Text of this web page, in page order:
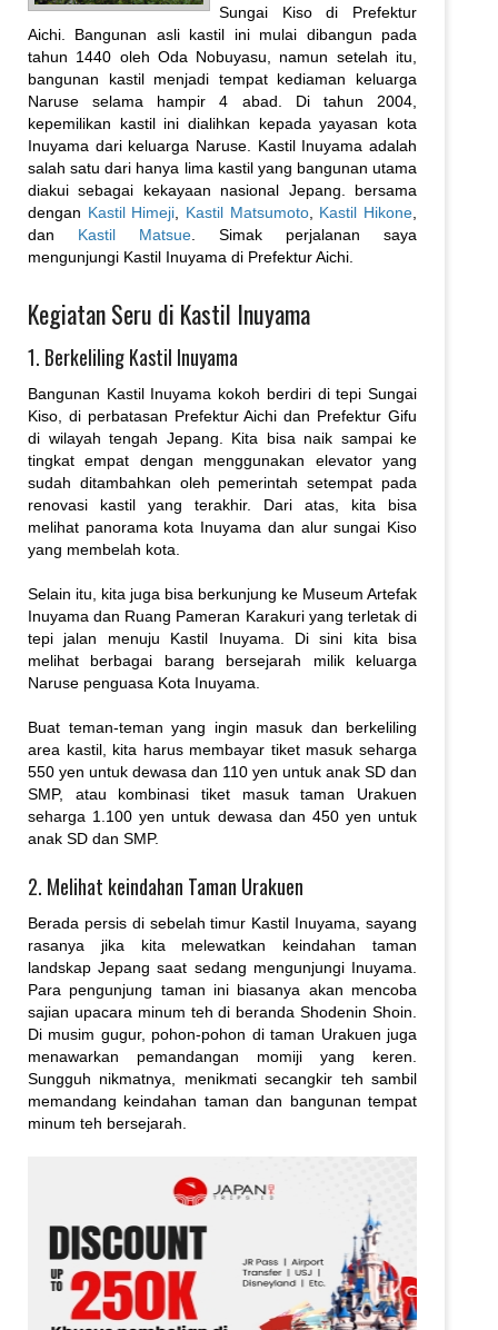
Sungai Kiso di Prefektur
Aichi. Bangunan asli kastil ini mulai dibangun pada
tahun 1440 oleh Oda Nobuyasu, namun setelah itu,
bangunan kastil menjadi tempat kediaman keluarga
Naruse selama hampir 4 abad. Di tahun 2004,
kepemilikan kastil ini dialihkan kepada yayasan kota
Inuyama dari keluarga Naruse. Kastil Inuyama adalah
salah satu dari hanya lima kastil yang bangunan utama
diakui sebagai kekayaan nasional Jepang. bersama
dengan Kastil Himeji Kastil Matsumoto, Kastil Hikone
dan Kastil Matsue . Simak perjalanan saya
mengunjungi Kastil Inuyama di Prefektur Aichi.
Kegiatan Seru di Kastil Inuyama
1. Berkeliling Kastil Inuyama
Bangunan Kastil Inuyama kokoh berdiri di tepi Sungai
Kiso, di perbatasan Prefektur Aichi dan Prefektur Gifu
di wilayah tengah Jepang. Kita bisa naik sampai ke
tingkat empat dengan menggunakan elevator yang
sudah ditambahkan oleh pemerintah setempat pada
renovasi kastil yang terakhir. Dari atas, kita bisa
melihat panorama kota Inuyama dan alur sungai Kiso
yang membelah kota.
Selain itu, kita juga bisa berkunjung ke Museum Artefak
Inuyama dan Ruang Pameran Karakuri yang terletak di
tepi jalan menuju Kastil Inuyama. Di sini kita bisa
melihat berbagai barang bersejarah milik keluarga
Naruse penguasa Kota Inuyama.
Buat teman-teman yang ingin masuk dan berkeliling
area kastil, kita harus membayar tiket masuk seharga
550 yen untuk dewasa dan 110 yen untuk anak SD dan
SMP, atau kombinasi tiket masuk taman Urakuen
seharga 1.100 yen untuk dewasa dan 450 yen untuk
anak SD dan SMP.
2. Melihat keindahan Taman Urakuen
Berada persis di sebelah timur Kastil Inuyama, sayang
rasanya jika kita melewatkan keindahan taman
landskap Jepang saat sedang mengunjungi Inuyama.
Para pengunjung taman ini biasanya akan mencoba
sajian upacara minum teh di beranda Shodenin Shoin.
Di musim gugur, pohon-pohon di taman Urakuen juga
menawarkan pemandangan momiji yang keren.
Sungguh nikmatnya, menikmati secangkir teh sambil
memandang keindahan taman dan bangunan tempat
minum teh bersejarah.